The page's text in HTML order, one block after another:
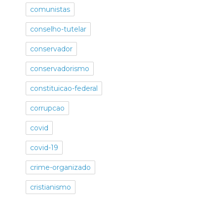
comunistas
conselho-tutelar
conservador
conservadorismo
constituicao-federal
corrupcao
covid
covid-19
crime-organizado
cristianismo